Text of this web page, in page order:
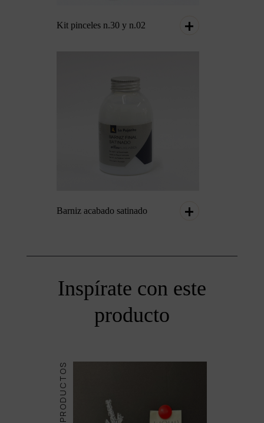
Kit pinceles n.30 y n.02
Barniz acabado satinado
Inspírate con este
producto
PRODUCTOS